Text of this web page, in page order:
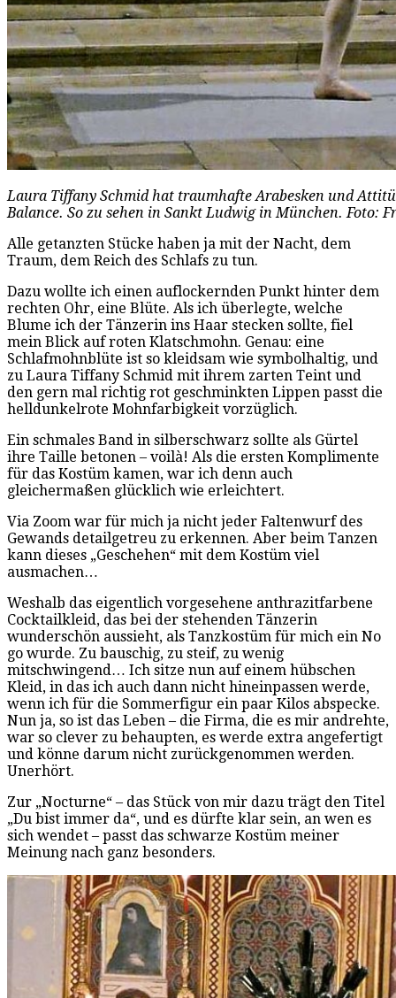
Laura Tiffany Schmid hat traumhafte Arabesken und
Balance. So zu sehen in Sankt Ludwig in München. Foto:
Alle getanzten Stücke haben ja mit der Nacht, dem
Traum, dem Reich des Schlafs zu tun.
Dazu wollte ich einen auflockernden Punkt hinter dem
rechten Ohr, eine Blüte. Als ich überlegte, welche
Blume ich der Tänzerin ins Haar stecken sollte, fiel
mein Blick auf roten Klatschmohn. Genau: eine
Schlafmohnblüte ist so kleidsam wie symbolhaltig, und
zu Laura Tiffany Schmid mit ihrem zarten Teint und
den gern mal richtig rot geschminkten Lippen passt die
helldunkelrote Mohnfarbigkeit vorzüglich.
Ein schmales Band in silberschwarz sollte als Gürtel
ihre Taille betonen – voilà! Als die ersten Komplimente
für das Kostüm kamen, war ich denn auch
gleichermaßen glücklich wie erleichtert.
Via Zoom war für mich ja nicht jeder Faltenwurf des
Gewands detailgetreu zu erkennen. Aber beim Tanzen
kann dieses „Geschehen“ mit dem Kostüm viel
ausmachen…
Weshalb das eigentlich vorgesehene anthrazitfarbene
Cocktailkleid, das bei der stehenden Tänzerin
wunderschön aussieht, als Tanzkostüm für mich ein No
go wurde. Zu bauschig, zu steif, zu wenig
mitschwingend… Ich sitze nun auf einem hübschen
Kleid, in das ich auch dann nicht hineinpassen werde,
wenn ich für die Sommerfigur ein paar Kilos abspecke.
Nun ja, so ist das Leben – die Firma, die es mir andrehte,
war so clever zu behaupten, es werde extra angefertigt
und könne darum nicht zurückgenommen werden.
Unerhört.
Zur „Nocturne“ – das Stück von mir dazu trägt den Titel
„Du bist immer da“, und es dürfte klar sein, an wen es
sich wendet – passt das schwarze Kostüm meiner
Meinung nach ganz besonders.